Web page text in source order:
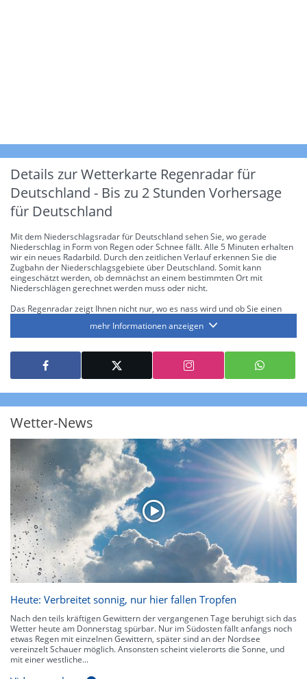
Details zur Wetterkarte Regenradar für
Deutschland - Bis zu 2 Stunden Vorhersage
für Deutschland
Mit dem Niederschlagsradar für Deutschland sehen Sie, wo gerade
Niederschlag in Form von Regen oder Schnee fällt. Alle 5 Minuten erhalten
wir ein neues Radarbild. Durch den zeitlichen Verlauf erkennen Sie die
Zugbahn der Niederschlagsgebiete über Deutschland. Somit kann
eingeschätzt werden, ob demnächst an einem bestimmten Ort mit
Niederschlägen gerechnet werden muss oder nicht.
Das Regenradar zeigt Ihnen nicht nur, wo es nass wird und ob Sie einen
die Niederschlagsintensität. Diese bezieht sich laut offiziellen Richtlinien
jeweils auf die Niederschlagsmenge in l/m² pro Stunde Regen- bzw.
Schneefall. Die 6 Stufen sind wie folgt gegliedert: Die hellen Blautöne
symbolisieren leichte bis mäßige Regen- bzw. Schneefälle mit einer
Intensität bis 8.1 l/m² pro Stunde. Dunkelblau repräsentiert mäßige bis
starke Niederschläge bis 35 l/m² pro Stunde. Hier können bereits Gewitter
auftreten. Extreme bzw. unwetterartige Niederschlagsereignisse mit
über 150 l/m² pro Stunde an. Solche
Neben der Niederschlagsintensität kann auch die Zuggeschwindigkeit der
Niederschlagsgebiete und damit die Niederschlagsdauer abgeschätzt
werden. Neben der 5-minütigen Radaraufzeichnung gibt es eine
Niederschlagsprognose für die nächsten 2 Stunden. So sehen Sie genau,
wann und wo in Deutschland mit Regen oder Schneefall zu rechnen ist bzw.
kennen zu jeder Zeit den genauen Verlauf einer Niederschlagsfront.
mehr Informationen anzeigen
Wetter-News
Heute: Verbreitet sonnig, nur hier fallen Tropfen
Nach den teils kräftigen Gewittern der vergangenen Tage beruhigt sich das
Wetter heute am Donnerstag spürbar. Nur im Südosten fällt anfangs noch
etwas Regen mit einzelnen Gewittern, später sind an der Nordsee
vereinzelt Schauer möglich. Ansonsten scheint vielerorts die Sonne, und
mit einer westliche...